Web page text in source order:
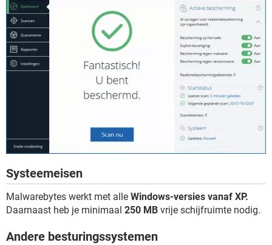
Systeemeisen
Malwarebytes werkt met alle Windows-versies vanaf XP.
Daarnaast heb je minimaal 250 MB vrije schijfruimte nodig.
Andere besturingssystemen